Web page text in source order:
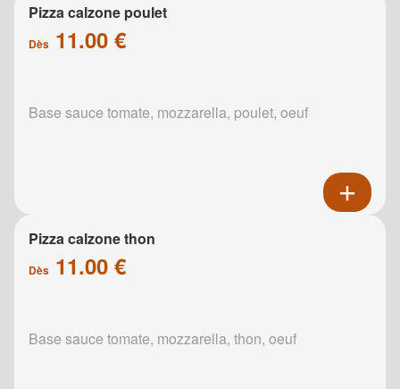
Pizza calzone poulet
Dès 11.00 €
Base sauce tomate, mozzarella, poulet, oeuf
Pizza calzone thon
Dès 11.00 €
Base sauce tomate, mozzarella, thon, oeuf